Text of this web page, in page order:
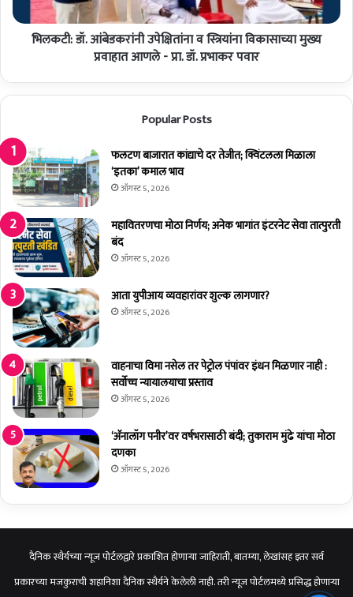
इ
स्टे
व
रू
न
वा
द
;
ए
का
व
र
अ
द
ख
ल
पा
त्र
गु
न्हा
दा
ख
ल
बे
नी
क्षि
तां
ना
व
स्त्रि
यां
ना
वि
का
सा
च्या
मु
ख्य
प्र
वा
हा
त
आ
ण
ले
-
प्रा
.
क
भिलकटी: डॉ. आंबेडकरांनी उपेक्षितांना व स्त्रियांना विकासाच्या मुख्य
प्रवाहात आणले - प्रा. डॉ. प्रभाकर पवार
Popular Posts
फलटण बाजारात कांद्याचे दर तेजीत; क्विंटलला मिळाला
‘इतका’ कमाल भाव
ऑगस्ट 5, 2026
महावितरणचा मोठा निर्णय; अनेक भागांत इंटरनेट सेवा तात्पुरती
बंद
ऑगस्ट 5, 2026
आता युपीआय व्यवहारांवर शुल्क लागणार?
ऑगस्ट 5, 2026
वाहनाचा विमा नसेल तर पेट्रोल पंपांवर इंधन मिळणार नाही :
सर्वोच्च न्यायालयाचा प्रस्ताव
ऑगस्ट 5, 2026
‘अ‍ॅनालॉग पनीर’वर वर्षभरासाठी बंदी; तुकाराम मुंढे यांचा मोठा
दणका
ऑगस्ट 5, 2026
दैनिक स्थैर्यच्या न्यूज पोर्टलद्वारे प्रकाशित होणाऱ्या जाहिराती, बातम्या, लेखांसह इतर सर्व
प्रकारच्या मजकुराची शहानिशा दैनिक स्थैर्यने केलेली नाही. तरी न्यूज पोर्टलमध्ये प्रसिद्ध होणाऱ्या